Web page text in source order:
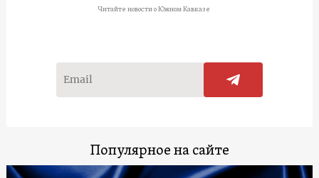
Читайте новости о Южном Кавказе
Популярное на сайте